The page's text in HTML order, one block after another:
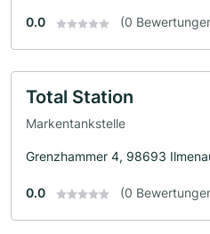
0.0 (0
Total Station
Markentankstelle
Grenzhammer 4, 98693
0.0 (0